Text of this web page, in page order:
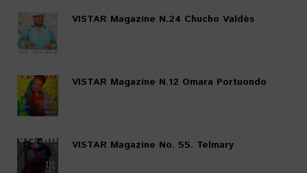
VISTAR Magazine N.24 Chucho Valdés
VISTAR Magazine N.12 Omara Portuondo
VISTAR Magazine No. 55. Telmary